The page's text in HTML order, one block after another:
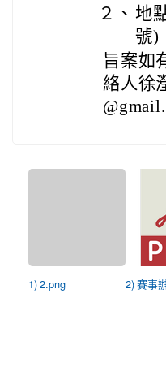
２、 地
號)
旨案如
絡人徐
1) 2.png 2) 賽事